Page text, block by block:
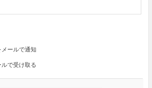
ールで通知
で受け取る